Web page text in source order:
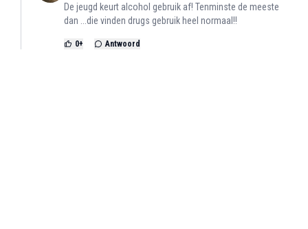
De jeugd keurt alcohol gebruik af! Tenminste de meeste
dan ...die vinden drugs gebruik heel normaal!!
0+ Antwoord